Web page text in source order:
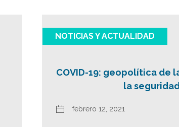
NOTICIAS Y ACTUALIDAD
COVID-19: geopolítica de
la
febrero 12, 2021